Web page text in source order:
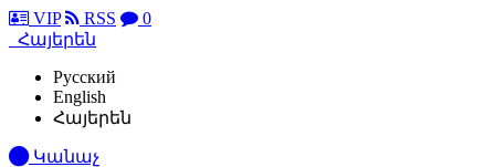
VIP RSS
0
Հայերեն
Русский
English
Հայերեն
Կանաչ